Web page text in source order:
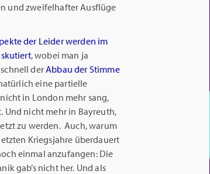
und zweifelhafter Ausflüge
der Leider werden im
, wobei man ja
derAbbau der Stimme
eine partielle
in London mehr sang,
Und nicht mehr in Bayreuth,
zu werden. Auch, warum
Kriegsjahre überdauert
einmal anzufangen: Die
gab’s nicht her. Und als